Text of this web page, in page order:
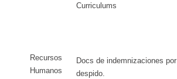
Recursos
Humanos
Curriculums
Docs de indemnizaciones por
despido.